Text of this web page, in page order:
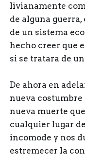
livianamente
de alguna
de un sistema
hecho creer que
si se tratara de un
De ahora en
nueva costumbre
nueva muerte
cualquier lugar
incomode y nos
estremecer la